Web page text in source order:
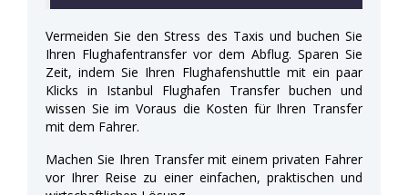
Vermeiden Sie den Stress des Taxis und buchen Sie
Ihren Flughafentransfer vor dem Abflug. Sparen Sie
Zeit, indem Sie Ihren Flughafenshuttle mit ein paar
Klicks in Istanbul Flughafen Transfer buchen und
wissen Sie im Voraus die Kosten für Ihren Transfer
mit dem Fahrer.
Machen Sie Ihren Transfer mit einem privaten Fahrer
vor Ihrer Reise zu einer einfachen, praktischen und